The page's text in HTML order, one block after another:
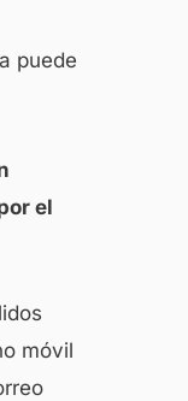
puede
el
móvil